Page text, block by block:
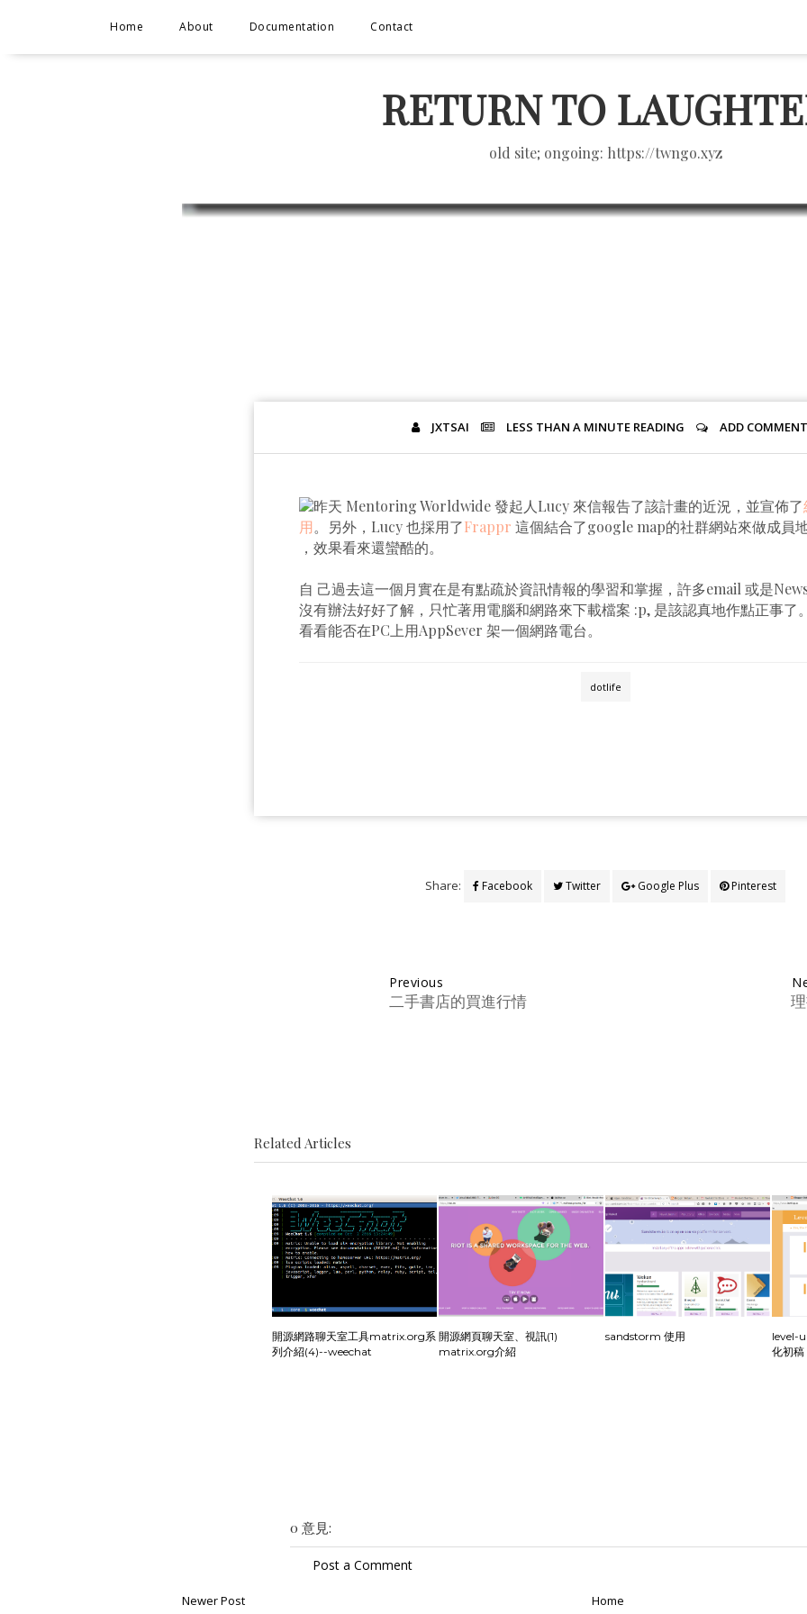
Home About Documentation Contact
RETURN TO
old site; ongoing: https://twngo.xyz
JXTSAI LESS THAN A MINUTE READING ADD COMMENT
昨天 Mentoring Worldwide 發起人Lucy 來信報告了該計畫的近況，並宣佈了
用。另外，Lucy 也採用了Frappr 這個結合了google map的社群網站來做成員
，效果看來還蠻酷的。
自 己過去這一個月實在是有點疏於資訊情報的學習和掌握，許多email 或是
沒有辦法好好了解，只忙著用電腦和網路來下載檔案 :p, 是該認真地作點正事了
看看能否在PC上用AppSever 架一個網路電台。
dotlife
Share: Facebook Twitter Google Plus Pinterest
Previous
二手書店的買進行情
Related Articles
開源網路聊天室工具matrix.org系
列介紹(4)--weechat
開源網頁聊天室、視訊(1)
matrix.org介紹
sandstorm 使用
level-
化初稿
0 意見:
Post a Comment
Newer Post Home